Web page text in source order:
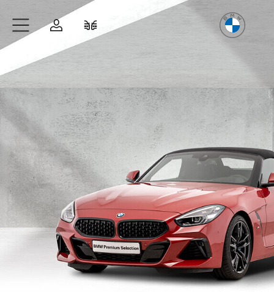
Zum Hauptinhalt springen
AnmeldenFahrzeugvergleich
Freude